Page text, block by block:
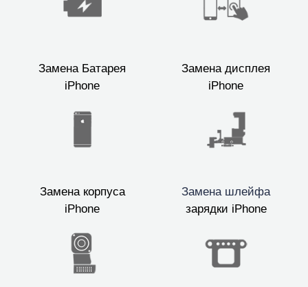
Замена Батарея
iPhone
Замена дисплея
iPhone
Замена корпуса
iPhone
Замена шлейфа
зарядки iPhone